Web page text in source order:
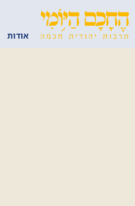
אודות